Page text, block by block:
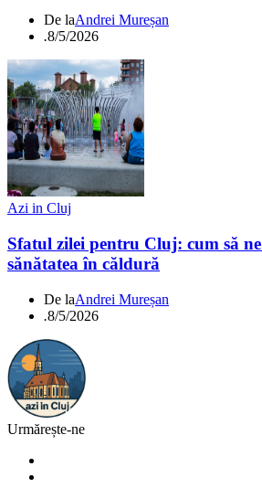
De laAndrei Mureșan
.8/5/2026
Azi in Cluj
Sfatul zilei pentru Cluj: cum să
sănătatea în căldură
De laAndrei Mureșan
.8/5/2026
Urmărește-ne